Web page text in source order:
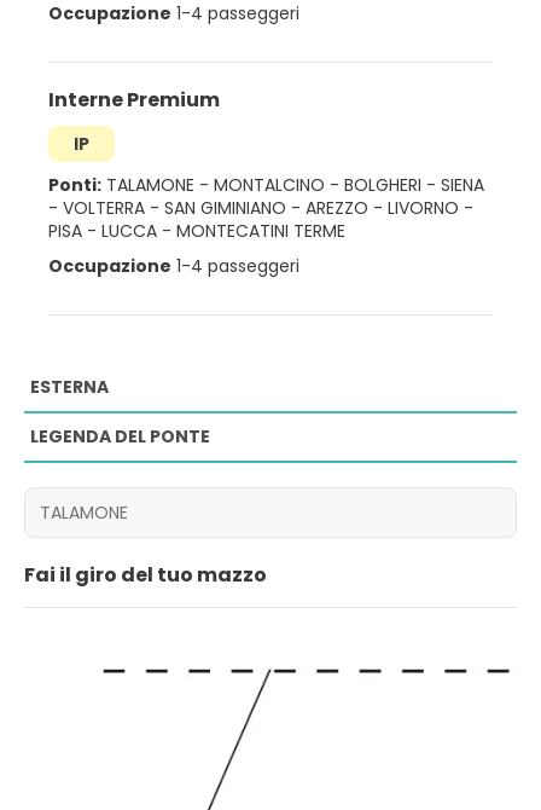
Occupazione 1-4 passeggeri
Interne Premium
IP
Ponti: TALAMONE - MONTALCINO - BOLGHERI - SIENA
- VOLTERRA - SAN GIMINIANO - AREZZO - LIVORNO -
PISA - LUCCA - MONTECATINI TERME
Occupazione 1-4 passeggeri
ESTERNA
LEGENDA DEL PONTE
Fai il giro del tuo mazzo